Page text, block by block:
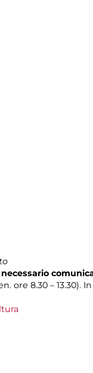
necessario
ore 8.30 – 13.30).